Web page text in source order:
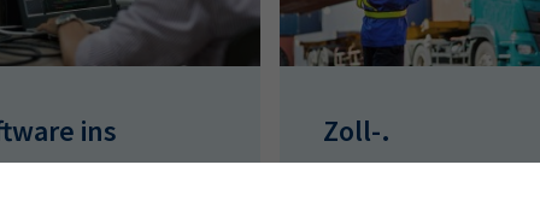
ins
verkaufen
Zoll-.